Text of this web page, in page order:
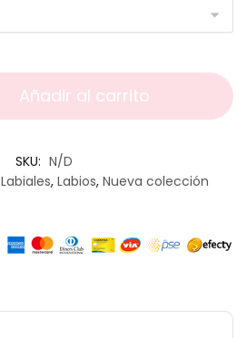
Añadir al carrito
SKU: N/D
Labiales, Labios, Nueva colección